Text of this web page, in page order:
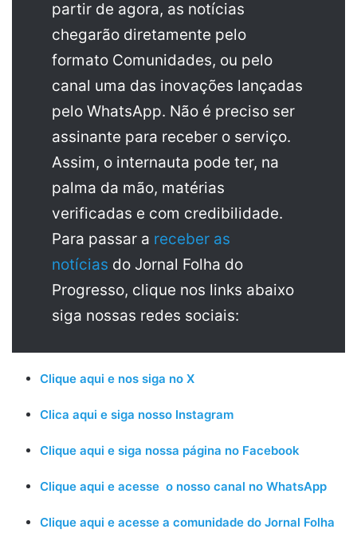
partir de agora, as notícias
chegarão diretamente pelo
formato Comunidades, ou pelo
canal uma das inovações lançadas
pelo WhatsApp. Não é preciso ser
assinante para receber o serviço.
Assim, o internauta pode ter, na
palma da mão, matérias
verificadas e com credibilidade.
Para passar a receber as
notícias do Jornal Folha do
Progresso, clique nos links abaixo
siga nossas redes sociais:
Clique aqui e nos siga no X
Clica aqui e siga nosso Instagram
Clique aqui e siga nossa página no Facebook
Clique aqui e acesse o nosso canal no WhatsApp
Clique aqui e acesse a comunidade do Jornal Folha